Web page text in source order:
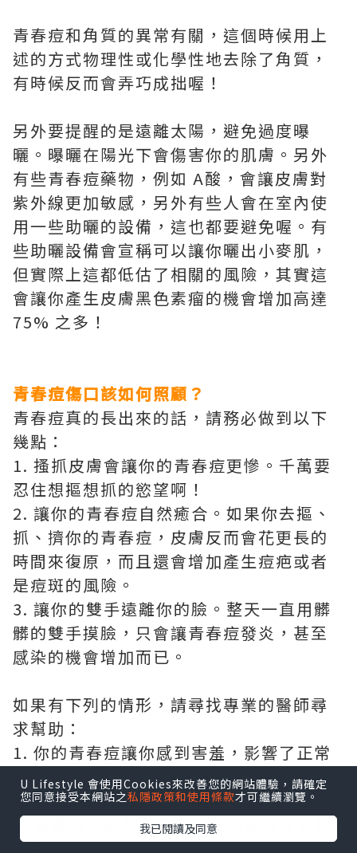
青春痘和角質的異常有關，這個時候用上
述的方式物理性或化學性地去除了角質，
有時候反而會弄巧成拙喔！
另外要提醒的是遠離太陽，避免過度曝
曬。曝曬在陽光下會傷害你的肌膚。另外
有些青春痘藥物，例如 A酸，會讓皮膚對
紫外線更加敏感，另外有些人會在室內使
用一些助曬的設備，這也都要避免喔。有
些助曬設備會宣稱可以讓你曬出小麥肌，
但實際上這都低估了相關的風險，其實這
會讓你產生皮膚黑色素瘤的機會增加高達
75% 之多！
青春痘傷口該如何照顧？
青春痘真的長出來的話，請務必做到以下
幾點：
1. 搔抓皮膚會讓你的青春痘更慘。千萬要
忍住想摳想抓的慾望啊！
2. 讓你的青春痘自然癒合。如果你去摳、
抓、擠你的青春痘，皮膚反而會花更長的
時間來復原，而且還會增加產生痘疤或者
是痘斑的風險。
3. 讓你的雙手遠離你的臉。整天一直用髒
髒的雙手摸臉，只會讓青春痘發炎，甚至
感染的機會增加而已。
如果有下列的情形，請尋找專業的醫師尋
求幫助：
1. 你的青春痘讓你感到害羞，影響了正常
社交
2. 你使用的產品沒有效果
3. 青春痘已經產生色素沈澱的痘斑或者是
痘疤
U Lifestyle 會使用Cookies來改善您的網站體驗，請確定
您同意接受本網站之私隱政策和使用條款才可繼續瀏覽。
我已閱讀及同意